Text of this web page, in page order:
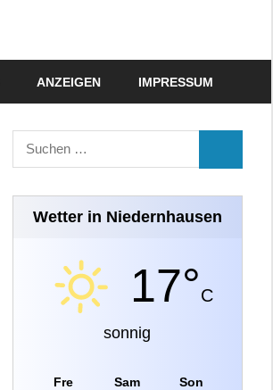
ANZEIGEN IMPRESSUM
Suchen
nach:
Wetter in Niedernhausen
17°C
sonnig
Fre Sam Son